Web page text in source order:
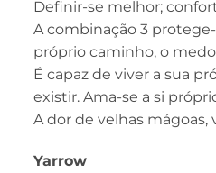
Definir-se melhor;
A combinação 3
próprio caminho, o
É capaz de viver a sua
existir. Ama-se a si
A dor de velhas mágoas,
Yarrow